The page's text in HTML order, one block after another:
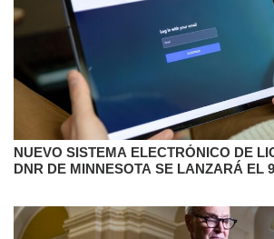
NUEVO SISTEMA ELECTRÓNICO DE
DNR DE MINNESOTA SE LANZARÁ EL